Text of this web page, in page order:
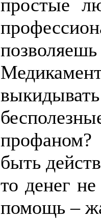
простые
быть
то денег
помощь –